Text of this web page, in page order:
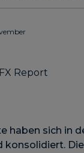
haben sich in
konsolidiert.